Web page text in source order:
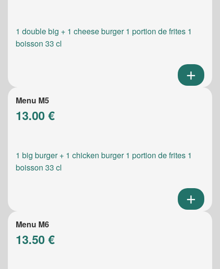
1 double big + 1 cheese burger 1 portion de frites 1
boisson 33 cl
Menu M5
13.00 €
1 big burger + 1 chicken burger 1 portion de frites 1
boisson 33 cl
Menu M6
13.50 €